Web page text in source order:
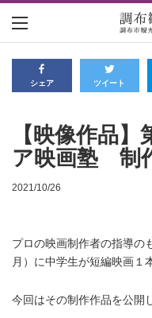
シェア ツイート
【映像作品
ア映画塾 制
2021/10/26
プロの映画制作者の指導の
月）に中学生が短編映画１
今回はその制作作品を公開